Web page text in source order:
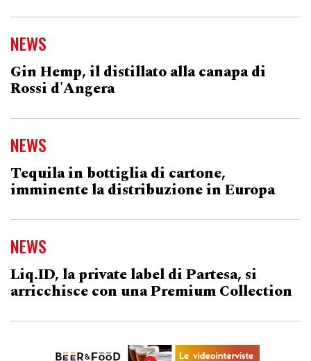
NEWS
Gin Hemp, il distillato alla canapa di
Rossi d'Angera
NEWS
Tequila in bottiglia di cartone,
imminente la distribuzione in Europa
NEWS
Liq.ID, la private label di Partesa, si
arricchisce con una Premium Collection